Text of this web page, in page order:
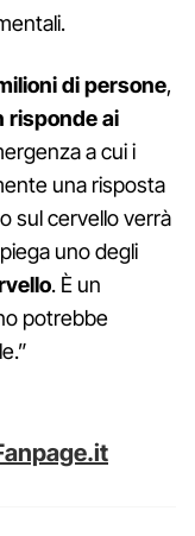
di persone,
risponde ai
a cui i
una risposta
sul cervello verrà
uno degli
. È un
potrebbe